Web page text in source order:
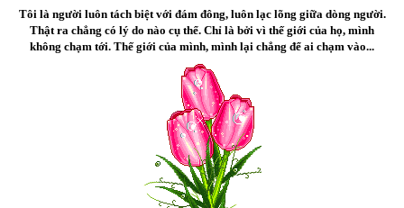
Tôi là người luôn tách biệt với đám đông, luôn lạc lõng giữa dòng người.
Thật ra chẳng có lý do nào cụ thể. Chỉ là bởi vì thế giới của họ, mình
không chạm tới. Thế giới của mình, mình lại chẳng để ai chạm vào...